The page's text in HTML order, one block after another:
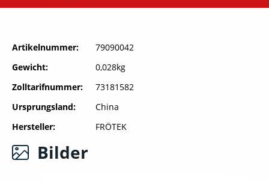
Artikelnummer
79090042
Gewicht
0,028kg
Zolltarifnummer
73181582
Ursprungsland
China
Hersteller
FRÖTEK
Bilder